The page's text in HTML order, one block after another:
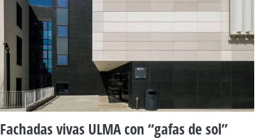
Fachadas vivas ULMA con “gafas de sol”